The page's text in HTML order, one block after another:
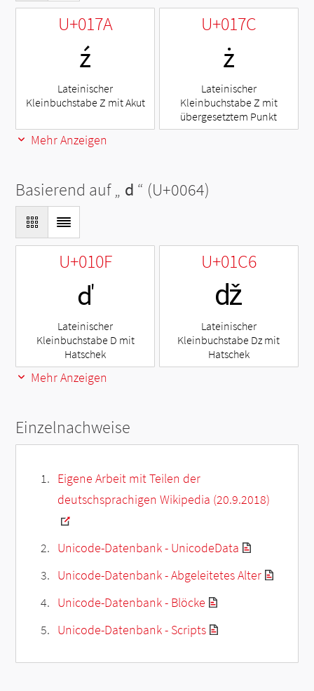
U+017A
ź
Lateinischer
Kleinbuchstabe Z mit Akut
U+017C
ż
Lateinischer
Kleinbuchstabe Z mit
übergesetztem Punkt
Mehr Anzeigen
Basierend auf „ d “ (U+0064)
U+010F
ď
Lateinischer
Kleinbuchstabe D mit
Hatschek
U+01C6
ǆ
Lateinischer
Kleinbuchstabe Dz mit
Hatschek
Mehr Anzeigen
Einzelnachweise
Eigene Arbeit mit Teilen der
deutschsprachigen Wikipedia (20.9.2018)
Unicode-Datenbank - UnicodeData
Unicode-Datenbank - Abgeleitetes Alter
Unicode-Datenbank - Blöcke
Unicode-Datenbank - Scripts